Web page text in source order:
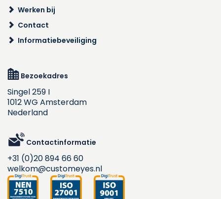
Werken bij
Contact
Informatiebeveiliging
Bezoekadres
Singel 259 I
1012 WG Amsterdam
Nederland
Contactinformatie
+31 (0)20 894 66 60
welkom@customeyes.nl